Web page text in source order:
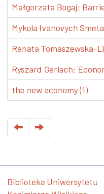
Małgorzata Bogaj:
Mykola Ivanovych
Renata Tomaszewska-
Ryszard Gerlach:
the new economy (1)
Biblioteka Uniwersytetu